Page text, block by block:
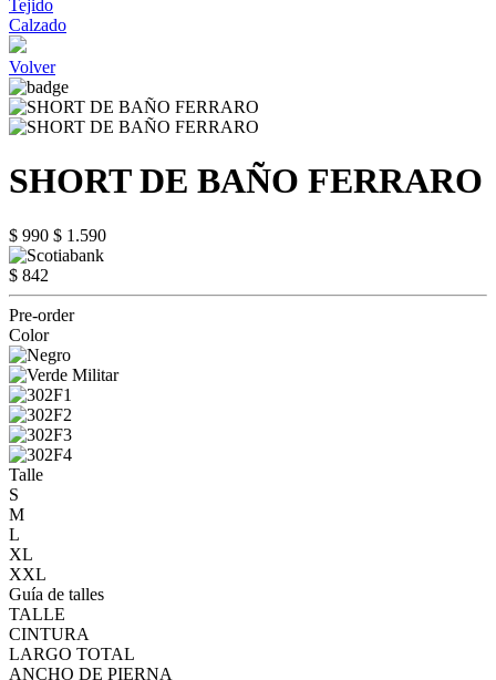
Tejido
Calzado
Volver
SHORT DE BAÑO FERRARO
$ 990 $ 1.590
$ 842
Pre-order
Color
Talle
S
M
L
XL
XXL
Guía de talles
TALLE
CINTURA
LARGO TOTAL
ANCHO DE PIERNA